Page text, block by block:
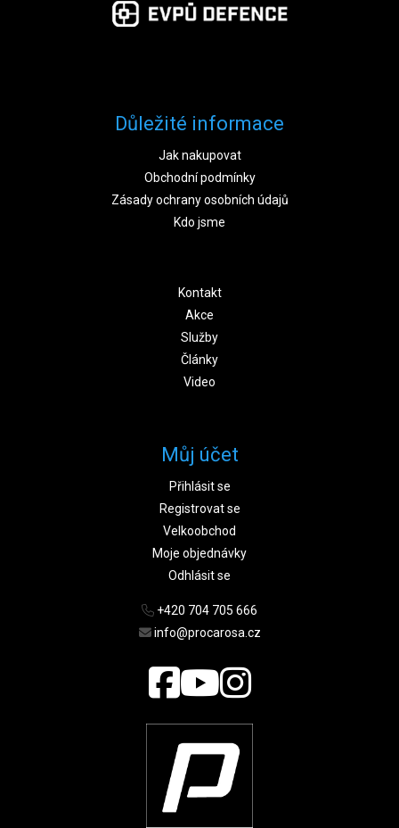
Důležité informace
Jak nakupovat
Obchodní podmínky
Zásady ochrany osobních údajů
Kdo jsme
Kontakt
Akce
Služby
Články
Video
Můj účet
Přihlásit se
Registrovat se
Velkoobchod
Moje objednávky
Odhlásit se
+420 704 705 666
info@procarosa.cz